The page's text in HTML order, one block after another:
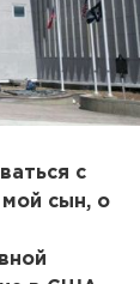
с
сын, о